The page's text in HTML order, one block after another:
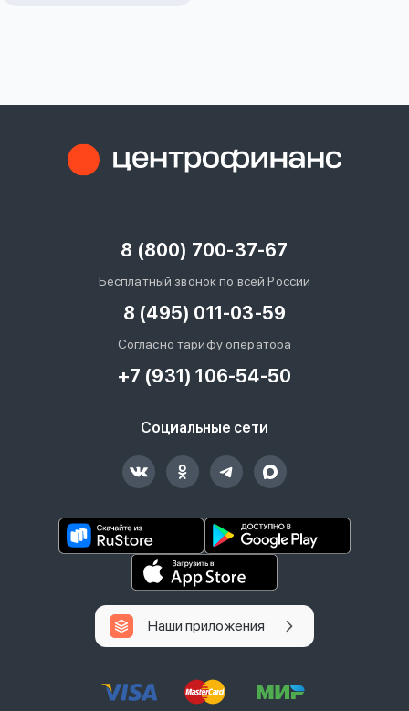
8 (800) 700-37-67
Бесплатный звонок по всей России
8 (495) 011-03-59
Согласно тарифу оператора
+7 (931) 106-54-50
Социальные сети
Наши приложения
Войти под другим номером